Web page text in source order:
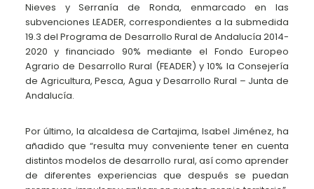
Nieves y Serranía de Ronda, enmarcado en las
subvenciones LEADER, correspondientes a la submedida
19.3 del Programa de Desarrollo Rural de Andalucía 2014-
2020 y financiado 90% mediante el Fondo Europeo
Agrario de Desarrollo Rural (FEADER) y 10% la Consejería
de Agricultura, Pesca, Agua y Desarrollo Rural – Junta de
Andalucía.
Por último, la alcaldesa de Cartajima, Isabel Jiménez, ha
añadido que “resulta muy conveniente tener en cuenta
distintos modelos de desarrollo rural, así como aprender
de diferentes experiencias que después se puedan